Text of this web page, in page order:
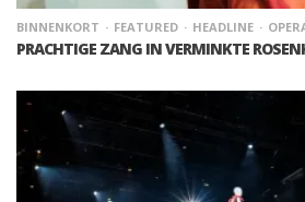
BINNENKORT FEATURED HEADLINE
PRACHTIGE ZANG IN VERMINKTE